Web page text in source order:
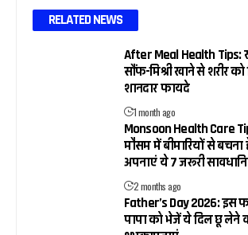
RELATED NEWS
After Meal Health Tips:
सौंफ-मिश्री खाने से शरीर
शानदार फायदे
1 month ago
Monsoon Health Care
मौसम में बीमारियों से
अपनाएं ये 7 जरूरी
2 months ago
Father’s Day 2026: इस
पापा को भेजें ये दिल छू लेने